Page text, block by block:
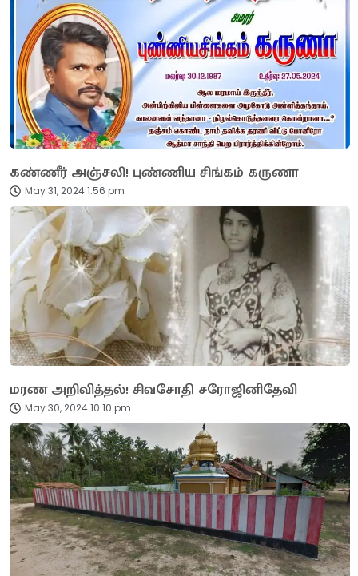
கண்ணீர் அஞ்சலி! புண்ணிய சிங்கம் கருணா
May 31, 2024 1:56 pm
மரண அறிவித்தல்! சிவசோதி சரோஜினிதேவி
May 30, 2024 10:10 pm